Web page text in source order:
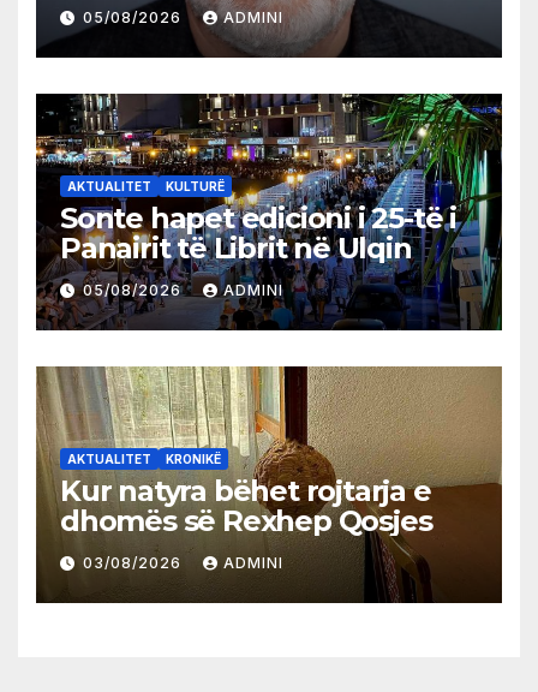
05/08/2026 ADMINI
AKTUALITET KULTURË
Sonte hapet edicioni i 25-të i
Panairit të Librit në Ulqin
05/08/2026 ADMINI
AKTUALITET KRONIKË
Kur natyra bëhet rojtarja e
dhomës së Rexhep Qosjes
03/08/2026 ADMINI